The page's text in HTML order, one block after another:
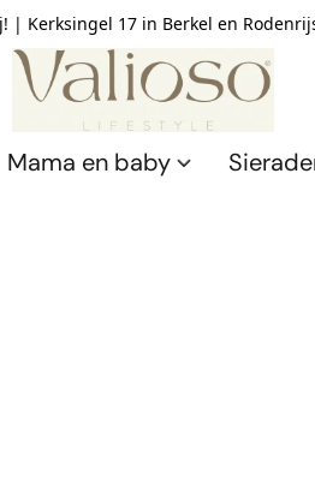
| Kerksingel 17 in Berkel en
Mama en baby